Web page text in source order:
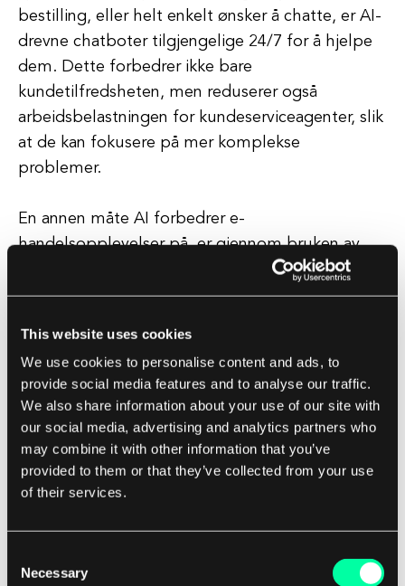
This website uses cookies
We use cookies to personalise content and ads, to
provide social media features and to analyse our traffic.
We also share information about your use of our site with
our social media, advertising and analytics partners who
may combine it with other information that you’ve
provided to them or that they’ve collected from your use
of their services.
Selection
Necessary
bestilling, eller helt enkelt ønsker å chatte, er AI-
drevne chatboter tilgjengelige 24/7 for å hjelpe
dem. Dette forbedrer ikke bare
kundetilfredsheten, men reduserer også
arbeidsbelastningen for kundeserviceagenter, slik
at de kan fokusere på mer komplekse
problemer.
En annen måte AI forbedrer e-
handelsopplevelser på, er gjennom bruken av
virtuelle assistenter. Disse virtuelle assistentene,
som Amazons Alexa eller Google Assistant, kan
leveranser. Ved å integrere AI-teknologi i disse
virtuelle assistentene, kan e-handelsbedrifter
tilby en mer personlig og praktisk
handleopplevelse for sine kunder.
AI blir også brukt for å forbedre effektiviteten i
salgstrender, kundeadferd og markedsforhold,